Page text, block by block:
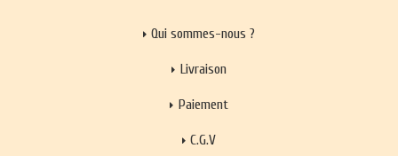
Qui sommes-nous ?
Livraison
Paiement
C.G.V